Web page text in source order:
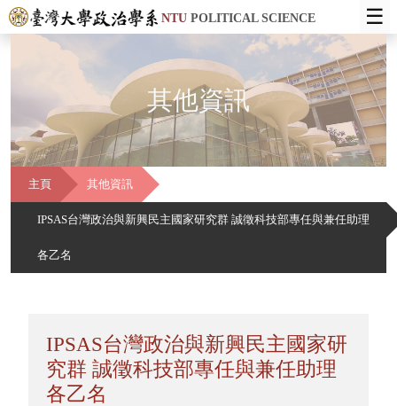
NTUPOLITICAL SCIENCE ☰
其他資訊
主頁 其他資訊
IPSAS台灣政治與新興民主國家研究群 誠徵科技部專任與兼任助理
各乙名
IPSAS台灣政治與新興民主國家研
究群 誠徵科技部專任與兼任助理
各乙名